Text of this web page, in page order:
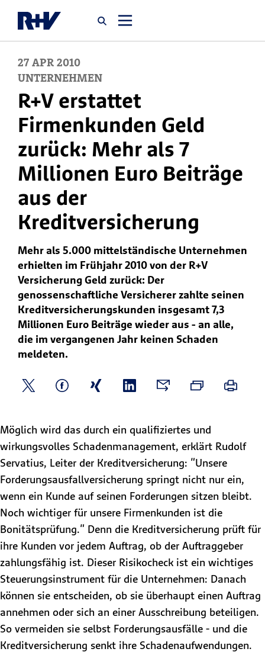
Startseite
Newsroom
Über uns
Karriere
Jobsuche
27 APR 2010
UNTERNEHMEN
R+V erstattet
Firmenkunden Geld
zurück: Mehr als 7
Millionen Euro Beiträge
aus der
Kreditversicherung
Mehr als 5.000 mittelständische Unternehmen
erhielten im Frühjahr 2010 von der R+V
Versicherung Geld zurück: Der
genossenschaftliche Versicherer zahlte seinen
Kreditversicherungskunden insgesamt 7,3
Millionen Euro Beiträge wieder aus - an alle,
die im vergangenen Jahr keinen Schaden
meldeten.
Möglich wird das durch ein qualifiziertes und
wirkungsvolles Schadenmanagement, erklärt Rudolf
Servatius, Leiter der Kreditversicherung: "Unsere
Forderungsausfallversicherung springt nicht nur ein,
wenn ein Kunde auf seinen Forderungen sitzen bleibt.
Noch wichtiger für unsere Firmenkunden ist die
Bonitätsprüfung." Denn die Kreditversicherung prüft für
ihre Kunden vor jedem Auftrag, ob der Auftraggeber
zahlungsfähig ist. Dieser Risikocheck ist ein wichtiges
Steuerungsinstrument für die Unternehmen: Danach
können sie entscheiden, ob sie überhaupt einen Auftrag
annehmen oder sich an einer Ausschreibung beteiligen.
So vermeiden sie selbst Forderungsausfälle - und die
Kreditversicherung senkt ihre Schadenaufwendungen.